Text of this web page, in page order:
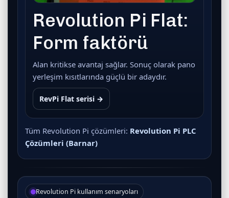
Revolution Pi Flat:
Form faktörü
Alan kritikse avantaj sağlar. Sonuç olarak pano
yerleşim kısıtlarında güçlü bir adaydır.
RevPi Flat serisi →
Tüm Revolution Pi çözümleri: Revolution Pi PLC
Çözümleri (Barnar)
Revolution Pi kullanım senaryoları